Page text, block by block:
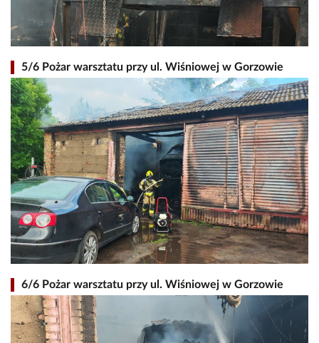
5/6 Pożar warsztatu przy ul. Wiśniowej w Gorzowie
6/6 Pożar warsztatu przy ul. Wiśniowej w Gorzowie